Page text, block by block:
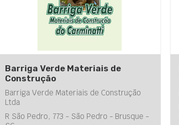
Barriga Verde Materiais de
Construção
Barriga Verde Materiais de Construção
Ltda
R São Pedro, 773 - São Pedro - Brusque -